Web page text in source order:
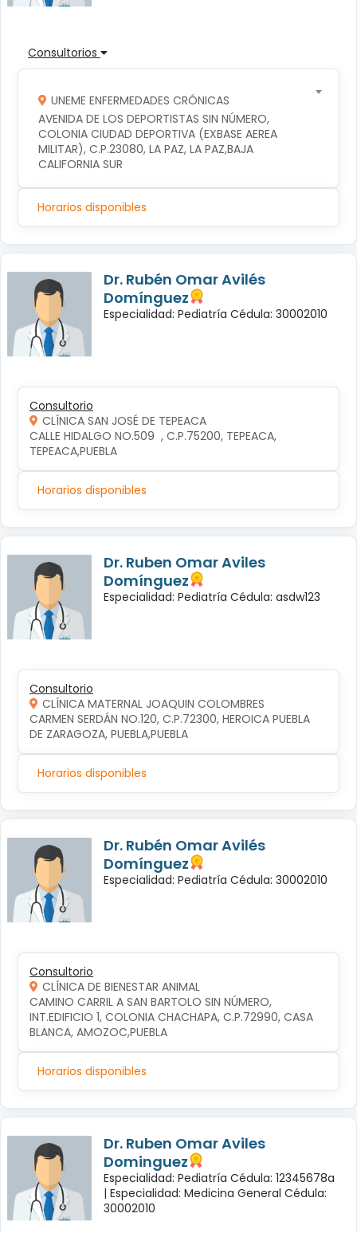
Consultorios
UNEME ENFERMEDADES CRÓNICAS
AVENIDA DE LOS DEPORTISTAS SIN NÚMERO,
COLONIA CIUDAD DEPORTIVA (EXBASE AEREA
MILITAR), C.P.23080, LA PAZ, LA PAZ,BAJA
CALIFORNIA SUR
Horarios disponibles
Dr. Rubén Omar Avilés
Domínguez
Especialidad: Pediatría Cédula: 30002010
Consultorio
CLÍNICA SAN JOSÉ DE TEPEACA
CALLE HIDALGO NO.509  , C.P.75200, TEPEACA,
TEPEACA,PUEBLA
Horarios disponibles
Dr. Ruben Omar Aviles
Domínguez
Especialidad: Pediatría Cédula: asdw123
Consultorio
CLÍNICA MATERNAL JOAQUIN COLOMBRES
CARMEN SERDÁN NO.120, C.P.72300, HEROICA PUEBLA
DE ZARAGOZA, PUEBLA,PUEBLA
Horarios disponibles
Dr. Rubén Omar Avilés
Domínguez
Especialidad: Pediatría Cédula: 30002010
Consultorio
CLÍNICA DE BIENESTAR ANIMAL
CAMINO CARRIL A SAN BARTOLO SIN NÚMERO,
INT.EDIFICIO 1, COLONIA CHACHAPA, C.P.72990, CASA
BLANCA, AMOZOC,PUEBLA
Horarios disponibles
Dr. Ruben Omar Aviles
Dominguez
Especialidad: Pediatría Cédula: 12345678a
| Especialidad: Medicina General Cédula:
30002010